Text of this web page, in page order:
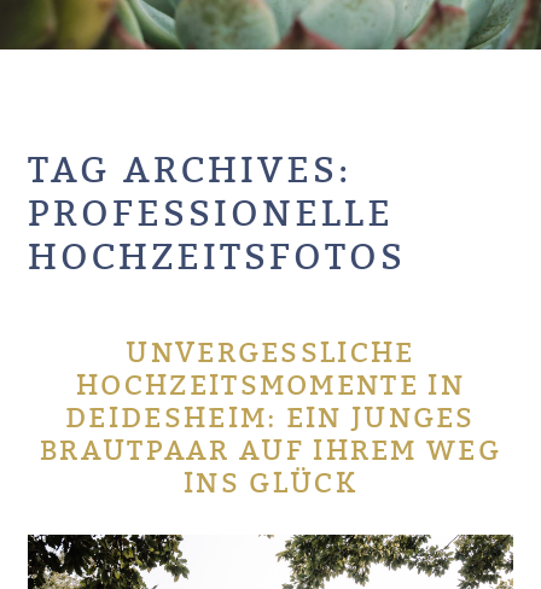
TAG ARCHIVES:
PROFESSIONELLE
HOCHZEITSFOTOS
UNVERGESSLICHE
HOCHZEITSMOMENTE IN
DEIDESHEIM: EIN JUNGES
BRAUTPAAR AUF IHREM WEG
INS GLÜCK